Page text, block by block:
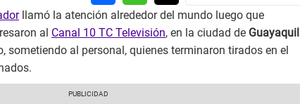
llamó la atención alrededor del mundo luego que
al Canal 10 TC Televisión, en la ciudad de Guayaquil
sometiendo al personal, quienes terminaron tirados en el